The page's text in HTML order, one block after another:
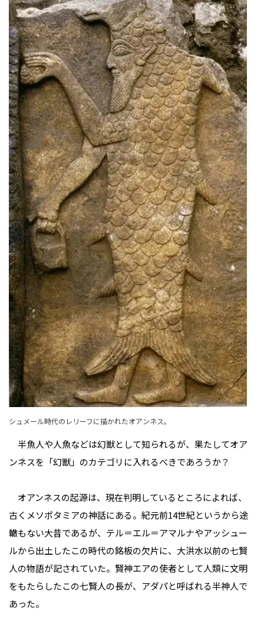
シュメール時代のレリーフに描かれたオアンネス。
半魚人や人魚などは幻獣として知られるが、果たしてオア
ンネスを「幻獣」のカテゴリに入れるべきであろうか？
オアンネスの起源は、現在判明しているところによれば、
古くメソポタミアの神話にある。紀元前14世紀というから途
轍もない大昔であるが、テル＝エル＝アマルナやアッシュー
ルから出土したこの時代の銘板の欠片に、大洪水以前の七賢
人の物語が記されていた。賢神エアの使者として人類に文明
をもたらしたこの七賢人の長が、アダパと呼ばれる半神人で
あった。